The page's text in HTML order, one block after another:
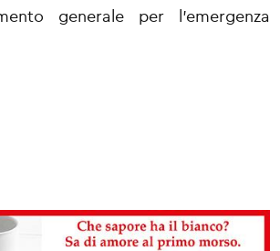
generale per l’emergenza